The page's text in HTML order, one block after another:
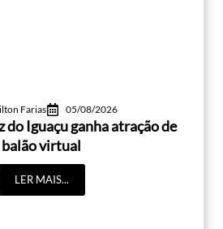
Farias 05/08/2026
do Iguaçu ganha atração de
balão virtual
LER MAIS...